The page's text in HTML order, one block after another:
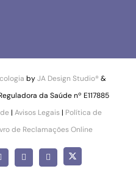
byJA Design Studio®&
da Saúde nº E117885
| Avisos Legais| Política de
de Reclamações Online
PinterestSoundCloud
X